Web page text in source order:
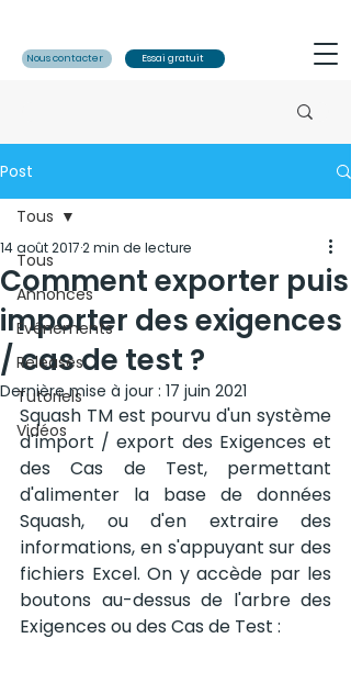
Nous contacter Essai gratuit
Post
Tous
Annonces
Evénements
Releases
Tutoriels
Vidéos
Tous
Comment exporter puis
importer des exigences
/ cas de test ?
14 août 20172 min de lecture
Dernière mise à jour : 17 juin 2021
Squash TM est pourvu d'un système
d'import / export des Exigences et
des Cas de Test, permettant
d'alimenter la base de données
Squash, ou d'en extraire des
informations, en s'appuyant sur des
fichiers Excel. On y accède par les
boutons au-dessus de l'arbre des
Exigences ou des Cas de Test :